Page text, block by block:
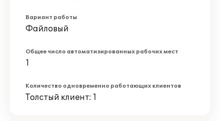
Вариант работы
Файловый
Общее число автоматизированных рабочих мест
1
Количество одновременно работающих клиентов
Толстый клиент: 1